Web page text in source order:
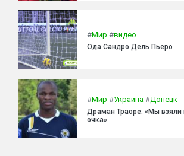
#Мир #видео
Ода Сандро Дель Пьеро
#Мир #Украина #Донецк
Драман Траоре: «Мы взяли
очка»